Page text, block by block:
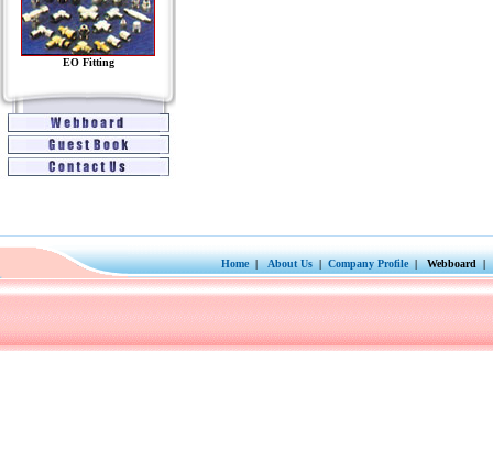
EO Fitting
Home|About Us|Company Profile| Webboard |